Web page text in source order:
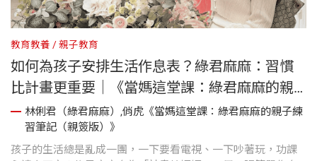
教育教養 親子教育
如何為孩子安排生活作息表？綠君麻麻：習慣
比計畫更重要｜《當媽這堂課：綠君麻麻的親
子練習筆記》
林俐君（綠君麻麻）,俏虎《當媽這堂課：綠君麻麻的親子練
習筆記（親簽版）》
孩子的生活總是亂成一團，一下要看電視、一下吵著玩，功課